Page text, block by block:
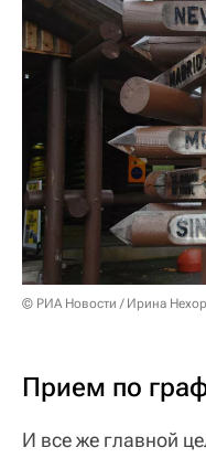
© РИА Новости / Ирина
Прием по
И все же главной